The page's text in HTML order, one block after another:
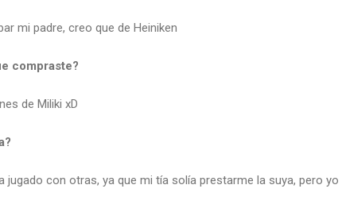
mi padre, creo que de Heiniken
compraste?
de Miliki xD
jugado con otras, ya que mi tía solía prestarme la suya, pero yo